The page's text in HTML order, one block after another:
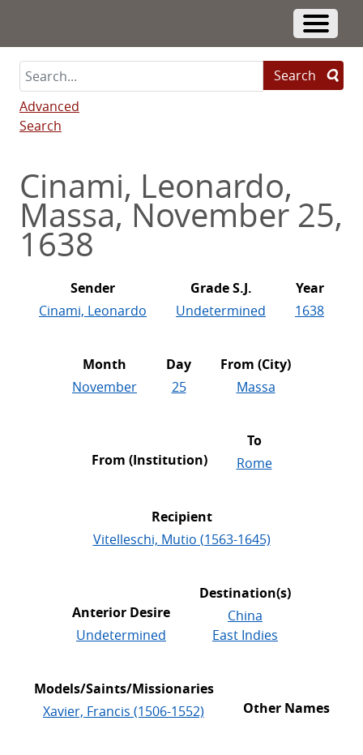
main
content
Toggle
Search
Advanced
Search
Cinami, Leonardo,
Massa, November 25,
1638
Sender
Cinami, Leonardo
Grade S.J.
Undetermined
Year
1638
Month
November
Day
25
From (City)
Massa
From (Institution)
To
Rome
Recipient
Vitelleschi, Mutio (1563-1645)
Anterior Desire
Undetermined
Destination(s)
China
East Indies
Models/Saints/Missionaries
Xavier, Francis (1506-1552)
Other Names